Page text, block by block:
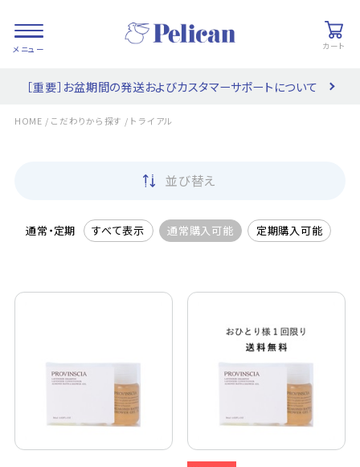
カート
PRODUCTS/ 商品を探す
COLLECTIONS/ ブランド一覧
［重要］お盆期間の発送およびカスタマーサポートについて
HOME / こだわりから探す / トライアル
並び替え
通常・定期 すべて表示 通常購入可能 定期購入可能